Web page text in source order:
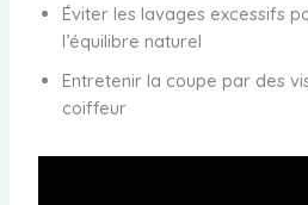
Éviter les lavages excessifs
l’équilibre naturel
Entretenir la coupe par des
coiffeur